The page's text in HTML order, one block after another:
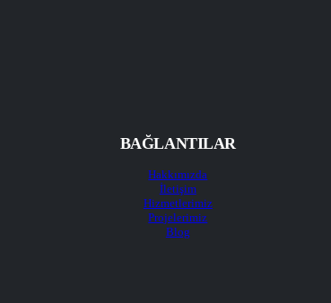
BAĞLANTILAR
Hakkımızda
İletişim
Hizmetlerimiz
Projelerimiz
Blog